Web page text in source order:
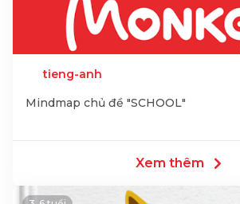
tieng-anh
Mindmap chủ đề "SCHOOL"
Xem thêm